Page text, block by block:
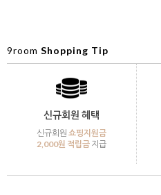
9room Shopping Tip
신규회원 혜택
신규회원 쇼핑지원금
2,000원 적립금지급